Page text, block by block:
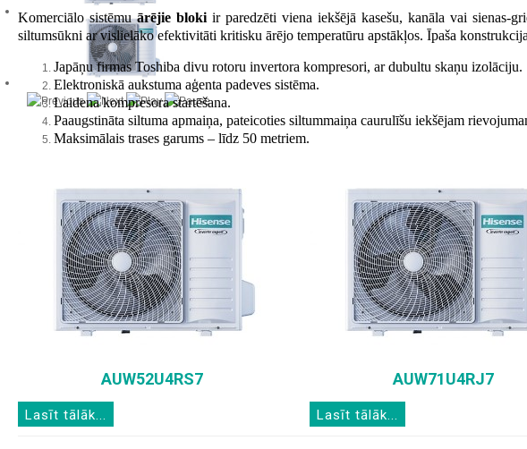
Komerciālo sistēmuārējie bloki ir paredzēti viena iekšējā kasešu, kanāla vai sienas-
siltumsūkni ar vislielāko efektivitāti kritisku ārējo temperatūru apstākļos. Īpaša
Japāņu firmas Toshiba divu rotoru invertora kompresori, ar dubultu skaņu izolāciju.
Elektroniskā aukstuma aģenta padeves sistēma.
Laidena kompresora startēšana.
Paaugstināta siltuma apmaiņa, pateicoties siltummaiņa caurulīšu iekšējam
Maksimālais trases garums – līdz 50 metriem.
AUW52U4RS7
Lasīt tālāk...
AUW71U4RJ7
Lasīt tālāk...